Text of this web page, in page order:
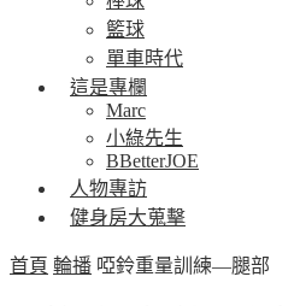
籃球
單車時代
這是專欄
Marc
小綠先生
BBetterJOE
人物專訪
健身房大蒐擊
首頁 輪播 啞鈴重量訓練—腿部